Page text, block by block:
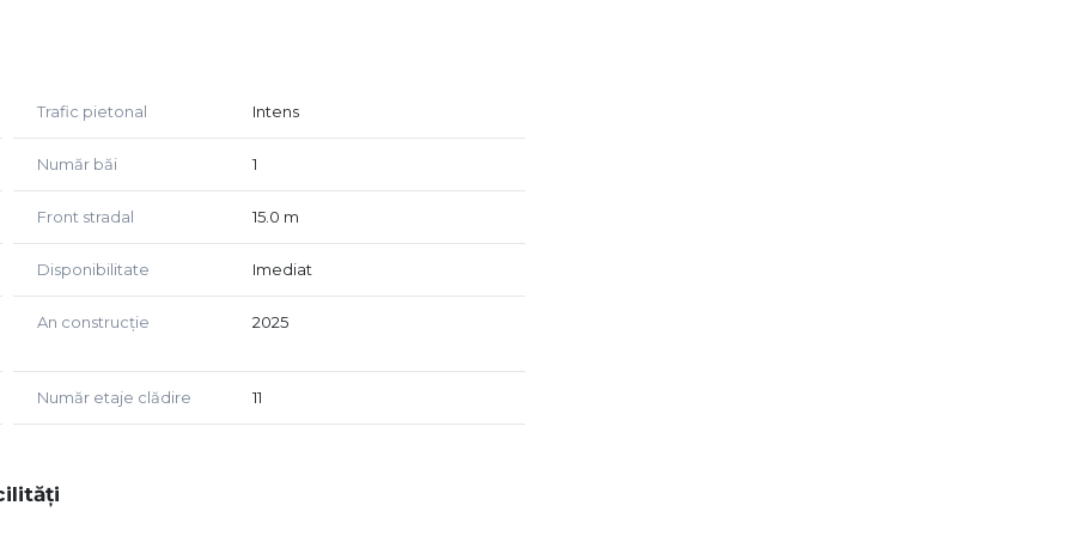
City, ansamblu rezidential de mari
rezidential asigura un flux constant de potentiali
Trafic pietonal Intens
Număr băi 1
Front stradal 15.0 m
Disponibilitate Imediat
An construcție 2025
Număr etaje clădire 11